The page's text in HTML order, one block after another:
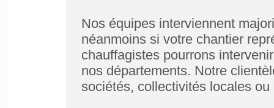
Nos équipes interviennent
néanmoins si votre chantier
chauffagistes pourrons
nos départements. Notre
sociétés, collectivités locales